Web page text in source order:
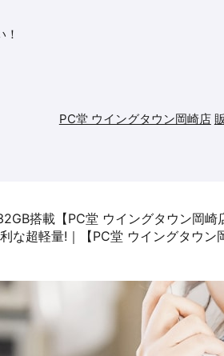
PC堂 ウイングタウン岡崎店
搭載【PC堂 ウイングタウン岡崎
な超軽量!｜【PC堂 ウイングタウン